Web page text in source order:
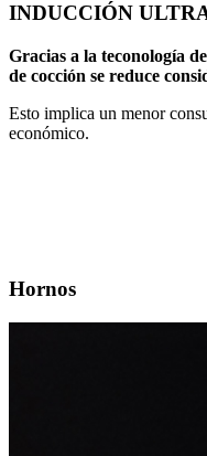
INDUCCIÓN
Gracias a la teconología
de cocción se reduce
Esto implica un menor
económico.
Hornos